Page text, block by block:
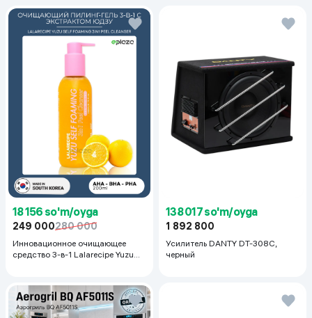
18 156 so'm/oyga
249 000280 000
Инновационное очищающее
средство 3-в-1 Lalarecipe Yuzu
138 017 so'm/oyga
1 892 800
Усилитель DANTY DT-308C,
черный